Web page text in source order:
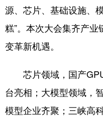
山东 河南
广东 广西
陕西 甘肃
新疆 内蒙古
源、芯片、基础设施、
糕”。本次大会集齐产
变革新机遇。
芯片领域，国产
台亮相；大模型领域，
模型企业齐聚；三峡高